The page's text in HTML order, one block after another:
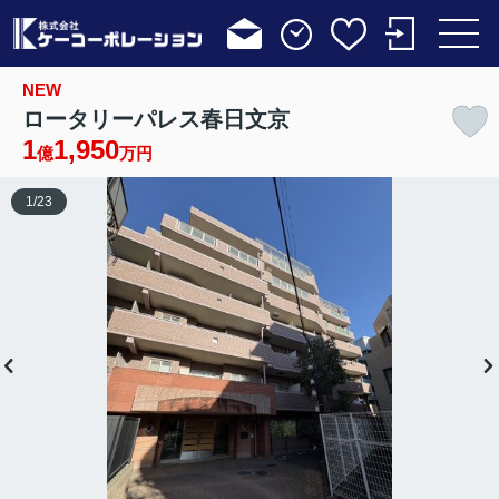
NEW
ロータリーパレス春日文京
1億1,950万円
1 /23